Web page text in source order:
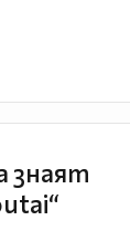
знаят